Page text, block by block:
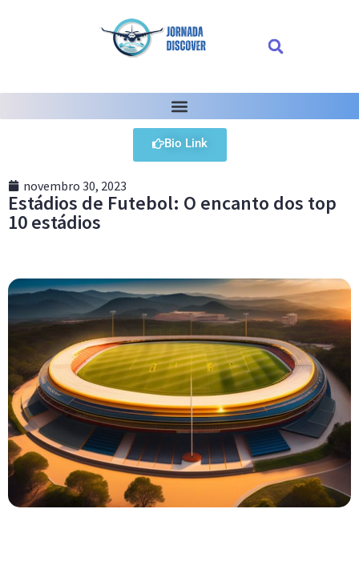
Bio Link
novembro 30, 2023
Estádios de Futebol: O encanto dos top
10 estádios